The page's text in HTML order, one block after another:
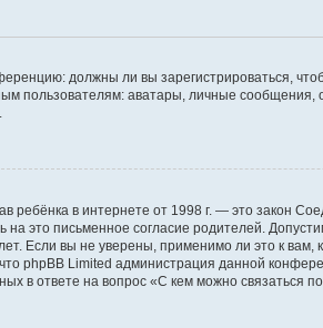
должны ли вы зарегистрироваться,
пользователям: аватары, личные сообщения,
ребёнка в интернете от 1998 г. — это закон
это письменное согласие родителей.
Если вы не уверены, применимо ли это к вам,
phpBB Limited администрация данной
в ответе на вопрос «С кем можно связаться